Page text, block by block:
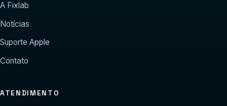
A Fixlab
Notícias
Suporte Apple
Contato
ATENDIMENTO